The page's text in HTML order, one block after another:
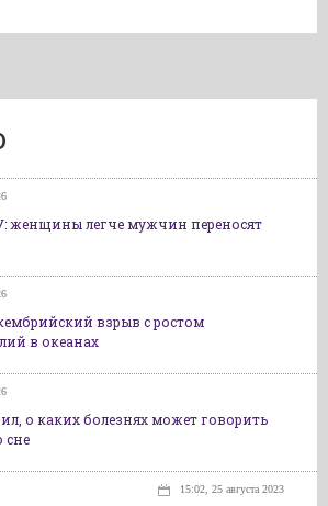
женщины легче мужчин переносят
взрыв с ростом
в океанах
о каких болезнях может говорить
сне
15:02, 25 августа 2023